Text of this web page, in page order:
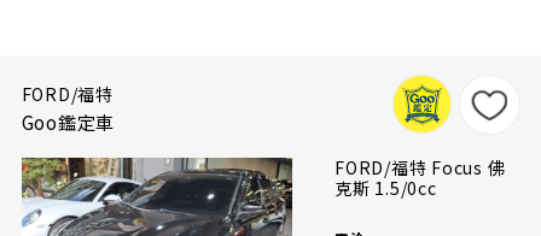
FORD/福特
Goo鑑定車
FORD/福特 Focus 佛
克斯 1.5/0cc